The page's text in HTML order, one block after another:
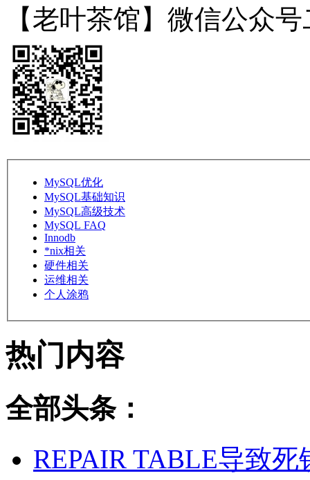
【老叶茶馆】微信公众
MySQL优化
MySQL基础知识
MySQL高级技术
MySQL FAQ
Innodb
*nix相关
硬件相关
运维相关
个人涂鸦
热门内容
全部头条：
REPAIR TABLE导致死